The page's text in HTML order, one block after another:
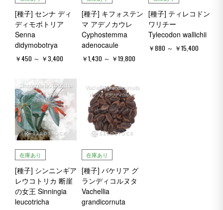
[種子] センナ ディ
ディモボトリア
Senna
didymobotrya
￥450 ～ ￥3,400
[種子] キフォステン
マ アデノカウレ
Cyphostemma
adenocaule
￥1,430 ～ ￥19,800
[種子] ティレコドン
ワリチー
Tylecodon wallichii
￥880 ～ ￥15,400
在庫あり
[種子] シンニンギア
レウコトリカ 断崖
の女王 Sinningia
leucotricha
在庫あり
[種子] バケリア グ
ランディコルヌタ
Vachellia
grandicornuta